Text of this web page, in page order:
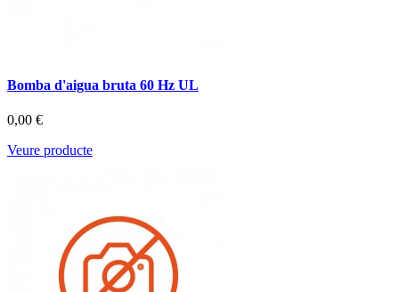
Bomba d'aigua bruta 60 Hz UL
0,00 €
Veure producte